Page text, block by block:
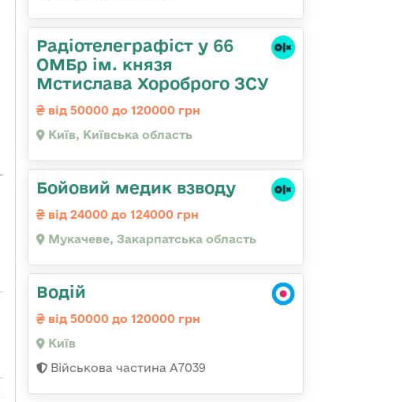
Радіотелеграфіст у 66
ОМБр ім. князя
Мстислава Хороброго ЗСУ
від 50000 до 120000 грн
Київ, Київська область
Бойовий медик взводу
від 24000 до 124000 грн
Мукачеве, Закарпатська область
Водій
від 50000 до 120000 грн
Київ
Військова частина А7039